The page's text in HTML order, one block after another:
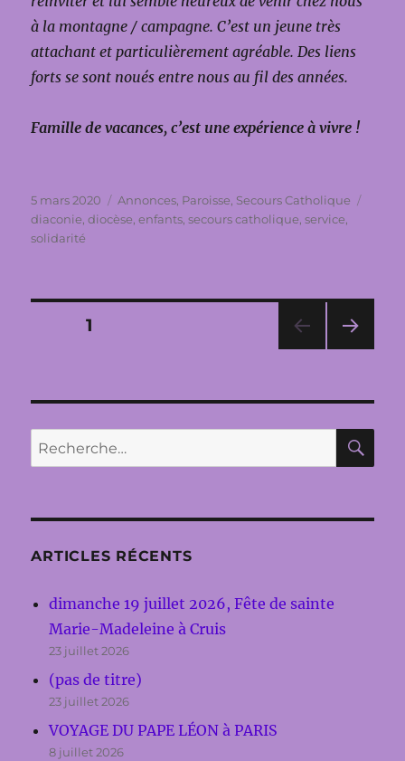
à la montagne / campagne. C’est un jeune très
attachant et particulièrement agréable. Des liens
forts se sont noués entre nous au fil des années.
Famille de vacances, c’est une expérience à vivre !
Publié
le
5 mars 2020 Catégories
Annonces, Paroisse, Secours Catholique
diaconie,diocèse,enfants,secours catholique,service,
solidarité
Pagination
publications
PAGE1
ANT
E
Recherche
pour :
ARTICLES RÉCENTS
dimanche 19 juillet 2026, Fête de sainte
Marie-Madeleine à Cruis
23 juillet 2026
(pas de titre)
23 juillet 2026
VOYAGE DU PAPE LÉON à PARIS
8 juillet 2026